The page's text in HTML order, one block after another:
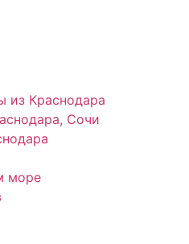
из Краснодара
Сочи
море